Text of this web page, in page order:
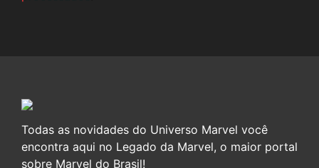
Todas as novidades do Universo Marvel você
encontra aqui no Legado da Marvel, o maior portal
sobre Marvel do Brasil!